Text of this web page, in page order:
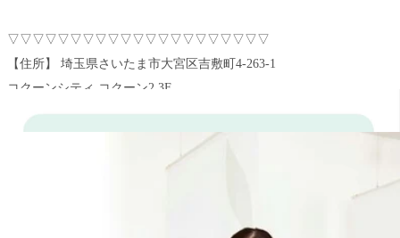
▽▽▽▽▽▽▽▽▽▽▽▽▽▽▽▽▽▽▽▽▽
【住所】 埼玉県さいたま市大宮区吉敷町4-263-1
コクーンシティ コクーン2 3F
【電話】: 048-788-1120
【アクセス】JR各線「さいたま新都心」駅より徒歩5分
コクーン2の3階フードコート横に当店がございます